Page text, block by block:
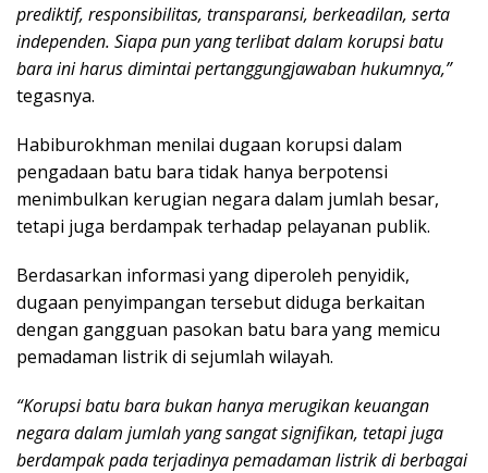
prediktif, responsibilitas, transparansi, berkeadilan, serta
independen. Siapa pun yang terlibat dalam korupsi batu
bara ini harus dimintai pertanggungjawaban hukumnya,”
tegasnya.
Habiburokhman menilai dugaan korupsi dalam
pengadaan batu bara tidak hanya berpotensi
menimbulkan kerugian negara dalam jumlah besar,
tetapi juga berdampak terhadap pelayanan publik.
Berdasarkan informasi yang diperoleh penyidik,
dugaan penyimpangan tersebut diduga berkaitan
dengan gangguan pasokan batu bara yang memicu
pemadaman listrik di sejumlah wilayah.
“Korupsi batu bara bukan hanya merugikan keuangan
negara dalam jumlah yang sangat signifikan, tetapi juga
berdampak pada terjadinya pemadaman listrik di berbagai